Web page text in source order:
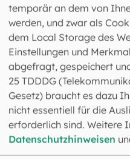
Zentrale
Erzdiözese München
Bestellreferenz:
temporär an dem von
werden, und zwar als
dem Local Storage des
Einstellungen und
abgefragt, gespeichert
25 TDDDG
Gesetz) braucht es dazu
nicht essentiell für die
erforderlich sind. Weitere
Datenschutzhinweisen